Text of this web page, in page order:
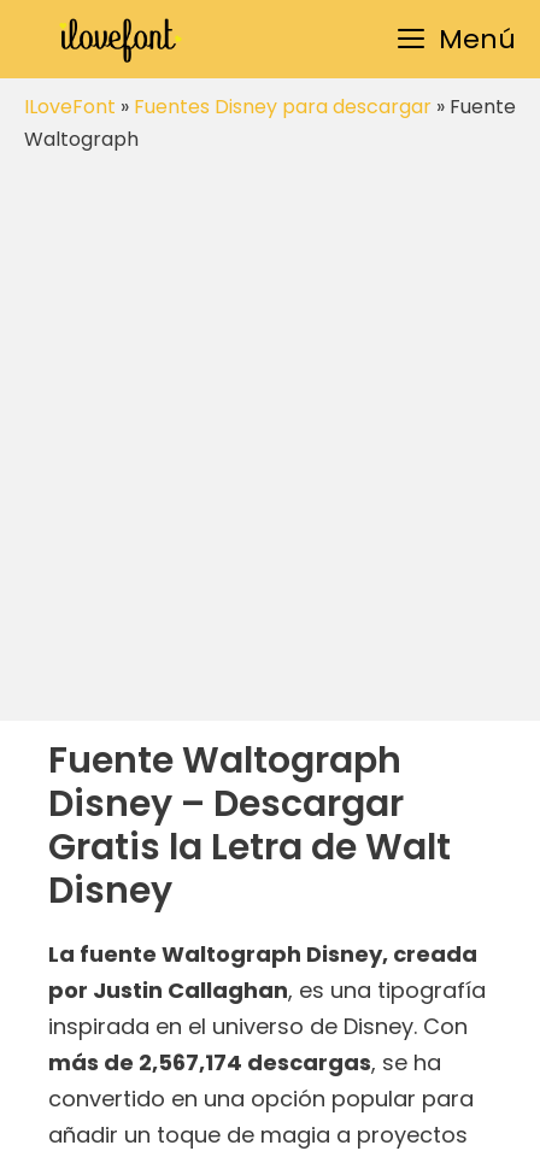
Saltar
contenido
Menú
ILoveFont » Fuentes Disney para descargar » Fuente
Waltograph
Fuente Waltograph
Disney – Descargar
Gratis la Letra de Walt
Disney
La fuente Waltograph Disney, creada
por Justin Callaghan, es una tipografía
inspirada en el universo de Disney. Con
más de 2,567,174 descargas, se ha
convertido en una opción popular para
añadir un toque de magia a proyectos